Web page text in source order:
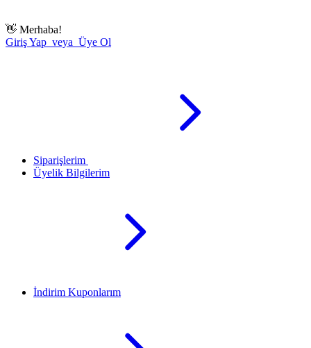
👋 Merhaba!
Giriş Yap veya Üye Ol
Siparişlerim
Üyelik Bilgilerim
İndirim Kuponlarım